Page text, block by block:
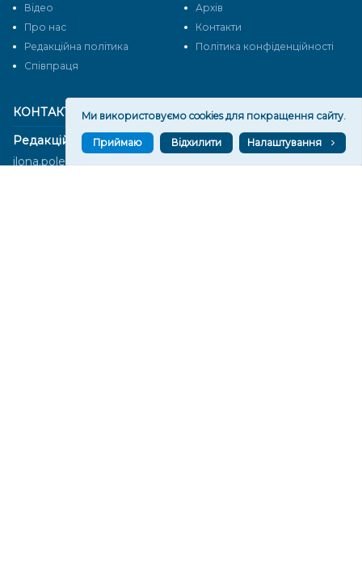
КОНТАКТИ
Редакційний відділ:
ilona.polesova@gmail.com
Відео
Архів
Про нас
Контакти
Редакційна політика
Політика конфіденційності
Cпівпраця
Ми використовуємо cookies для покращення сайту.
Приймаю Відхилити Налаштування